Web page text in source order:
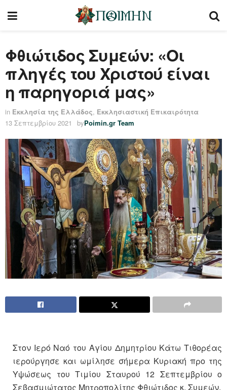
Φθιώτιδος Συμεών: «Οι
πληγές του Χριστού είναι
η παρηγοριά μας»
in Εκκλησία της Ελλάδος, Εκκλησιαστική Επικαιρότητα
13 Σεπτεμβρίου 2021
byPoimin.gr Team
Στον Ιερό Ναό του Αγίου Δημητρίου Κάτω Τιθορέας
ιερούργησε και ωμίλησε σήμερα Κυριακή προ της
Υψώσεως του Τιμίου Σταυρού 12 Σεπτεμβρίου ο
Σεβασμιώτατος Μητροπολίτης Φθιώτιδος κ. Συμεών.